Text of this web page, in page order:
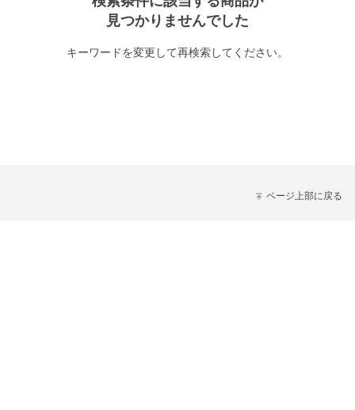
見つかりませんでした
キーワードを変更して再検索してください。
ページ上部に戻る